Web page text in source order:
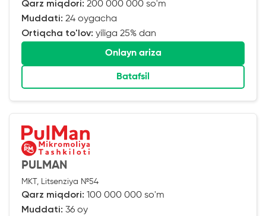
Qarz miqdori: 200 000 000 so'm
Muddati: 24 oygacha
Ortiqcha to'lov: yiliga 25% dan
Onlayn ariza
Batafsil
PULMAN
MKT, Litsenziya №54
Qarz miqdori: 100 000 000 so'm
Muddati: 36 oy